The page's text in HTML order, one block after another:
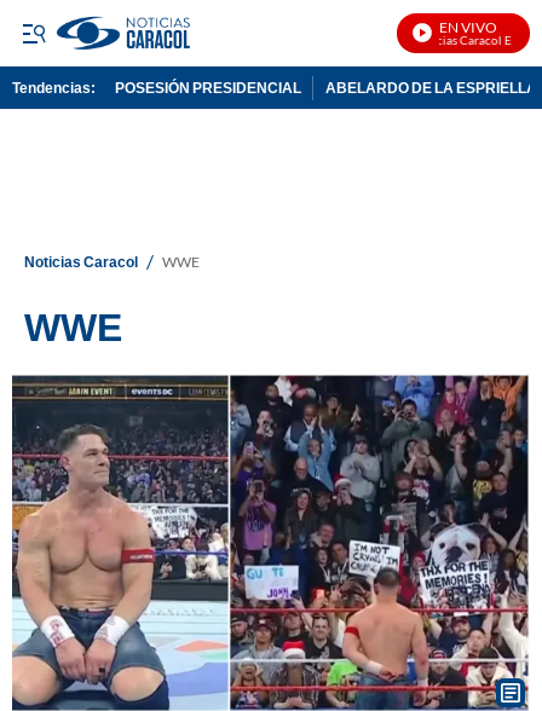
EN VIVO
Noticias Caracol En Vivo
Tendencias: POSESIÓN PRESIDENCIAL ABELARDO DE LA ESPRIELLA
Noticias Caracol / WWE
WWE